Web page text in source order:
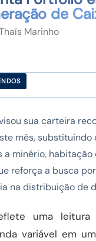
de
Marinho
sua carteira
mês, substituindo
a minério,
reforça a busca
na distribuição de
uma leitura
variável em